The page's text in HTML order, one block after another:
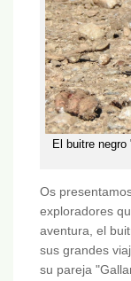
El buitre
Os
exploradores
aventura, el
sus grandes
su pareja